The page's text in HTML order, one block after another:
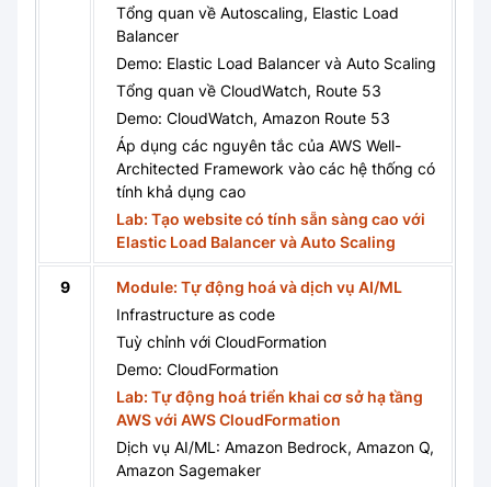
Tổng quan về Autoscaling, Elastic Load
Balancer
Demo: Elastic Load Balancer và Auto Scaling
Tổng quan về CloudWatch, Route 53
Demo: CloudWatch, Amazon Route 53
Áp dụng các nguyên tắc của AWS Well-
Architected Framework vào các hệ thống có
tính khả dụng cao
Lab: Tạo website có tính sẵn sàng cao với
Elastic Load Balancer và Auto Scaling
9
Module: Tự động hoá và dịch vụ AI/ML
Infrastructure as code
Tuỳ chỉnh với CloudFormation
Demo: CloudFormation
Lab: Tự động hoá triển khai cơ sở hạ tầng
AWS với AWS CloudFormation
Dịch vụ AI/ML: Amazon Bedrock, Amazon Q,
Amazon Sagemaker